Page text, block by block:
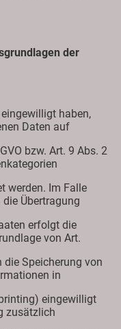
der
haben,
Daten auf
bzw. Art. 9 Abs. 2
werden. Im Falle
Übertragung
erfolgt die
von Art.
die Speicherung von
in
eingewilligt
zusätzlich